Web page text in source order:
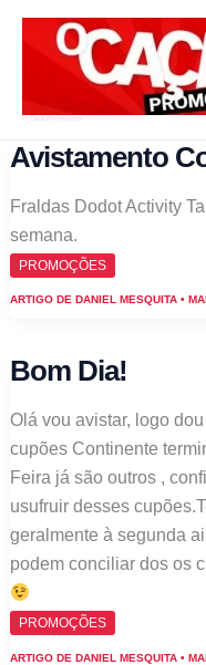
Avistamento
Fraldas Dodot Activity
semana.
PROMOÇÕES
ARTIGO DE DANIEL MESQUITA •
Bom Dia!
Olá vou avistar, logo
cupões Continente
Feira já são outros ,
usufruir desses
geralmente à segunda
podem conciliar dos os
PROMOÇÕES
ARTIGO DE DANIEL MESQUITA •